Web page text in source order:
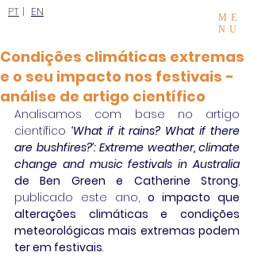
PT | EN
ME
NU
Condições climáticas extremas
e o seu impacto nos festivais -
análise de artigo científico
Analisamos com base no artigo
científico ‘What if it rains? What if there
are bushfires?’: Extreme weather, climate
change and music festivals in Australia
de Ben Green e Catherine Strong,
publicado este ano, o impacto que
alterações climáticas e condições
meteorológicas mais extremas podem
ter em festivais.